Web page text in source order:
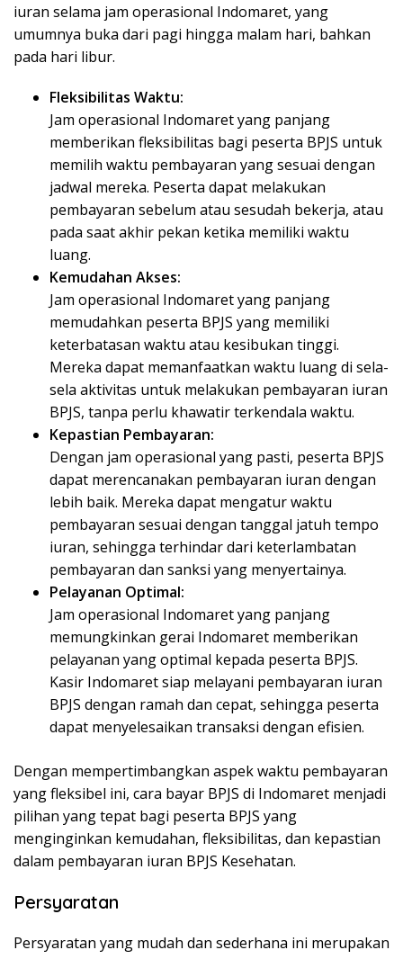
iuran selama jam operasional Indomaret, yang
umumnya buka dari pagi hingga malam hari, bahkan
pada hari libur.
Fleksibilitas Waktu:
Jam operasional Indomaret yang panjang
memberikan fleksibilitas bagi peserta BPJS untuk
memilih waktu pembayaran yang sesuai dengan
jadwal mereka. Peserta dapat melakukan
pembayaran sebelum atau sesudah bekerja, atau
pada saat akhir pekan ketika memiliki waktu
luang.
Kemudahan Akses:
Jam operasional Indomaret yang panjang
memudahkan peserta BPJS yang memiliki
keterbatasan waktu atau kesibukan tinggi.
Mereka dapat memanfaatkan waktu luang di sela-
sela aktivitas untuk melakukan pembayaran iuran
BPJS, tanpa perlu khawatir terkendala waktu.
Kepastian Pembayaran:
Dengan jam operasional yang pasti, peserta BPJS
dapat merencanakan pembayaran iuran dengan
lebih baik. Mereka dapat mengatur waktu
pembayaran sesuai dengan tanggal jatuh tempo
iuran, sehingga terhindar dari keterlambatan
pembayaran dan sanksi yang menyertainya.
Pelayanan Optimal:
Jam operasional Indomaret yang panjang
memungkinkan gerai Indomaret memberikan
pelayanan yang optimal kepada peserta BPJS.
Kasir Indomaret siap melayani pembayaran iuran
BPJS dengan ramah dan cepat, sehingga peserta
dapat menyelesaikan transaksi dengan efisien.
Dengan mempertimbangkan aspek waktu pembayaran
yang fleksibel ini, cara bayar BPJS di Indomaret menjadi
pilihan yang tepat bagi peserta BPJS yang
menginginkan kemudahan, fleksibilitas, dan kepastian
dalam pembayaran iuran BPJS Kesehatan.
Persyaratan
Persyaratan yang mudah dan sederhana ini merupakan